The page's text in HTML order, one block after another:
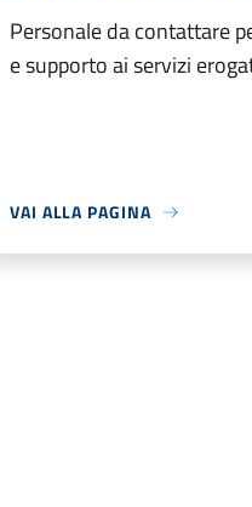
Personale da contattare
e supporto ai servizi
VAI ALLA PAGINA